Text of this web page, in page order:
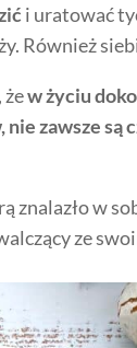
i uratować
Również
żew życiu
zawsze są
znalazło w
ze